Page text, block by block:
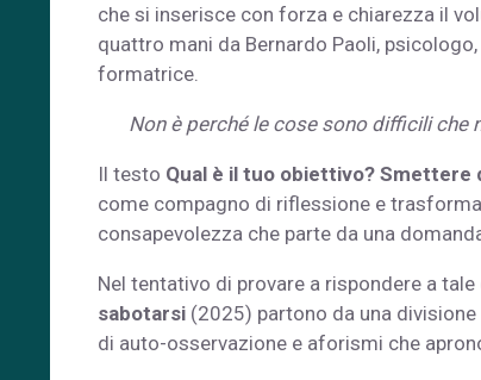
che si inserisce con forza e chiarezza il
quattro mani da Bernardo Paoli,
formatrice.
Non è perché le cose sono difficili che
Il testo Qual è il tuo obiettivo? Smettere
come compagno di riflessione e
consapevolezza che parte da una
Nel tentativo di provare a rispondere a
sabotarsi (2025) partono da una
di auto-osservazione e aforismi che